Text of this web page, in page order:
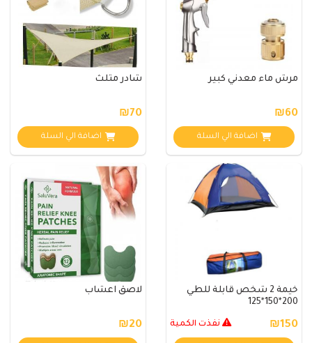
مرش ماء معدني كبير
₪60
اضافة الي السلة
شادر مثلث
₪70
اضافة الي السلة
خيمة 2 شخص قابلة للطي
200*150*125
₪150 نفذت الكمية
لاصق اعشاب
₪20